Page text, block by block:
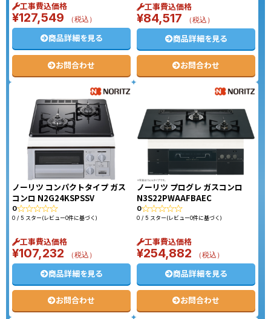
工事費込価格
¥127,549 （税込）
商品詳細を見る
お問合わせ
工事費込価格
¥84,517 （税込）
商品詳細を見る
お問合わせ
ノーリツ コンパクトタイプ ガス
コンロ N2G24KSPSSV
0
0 / 5 スター(レビュー0件に基づく)
工事費込価格
¥107,232 （税込）
商品詳細を見る
お問合わせ
ノーリツ プログレ ガスコンロ
N3S22PWAAFBAEC
0
0 / 5 スター(レビュー0件に基づく)
工事費込価格
¥254,882 （税込）
商品詳細を見る
お問合わせ